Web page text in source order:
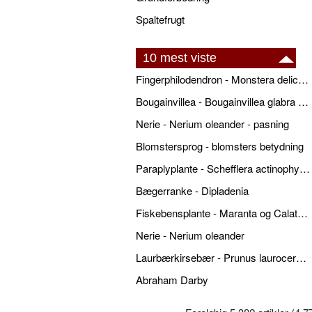
Spaltefrugt
10 mest viste
Fingerphilodendron - Monstera deliciosa - pasning
Bougainvillea - Bougainvillea glabra - pasning
Nerie - Nerium oleander - pasning
Blomstersprog - blomsters betydning
Paraplyplante - Schefflera actinophylla - pasning
Bægerranke - Dipladenia
Fiskebensplante - Maranta og Calathea - pasning
Nerie - Nerium oleander
Laurbærkirsebær - Prunus laurocerasus
Abraham Darby